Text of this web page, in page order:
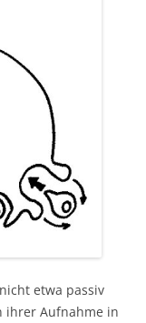
etwa passiv
ihrer Aufnahme in